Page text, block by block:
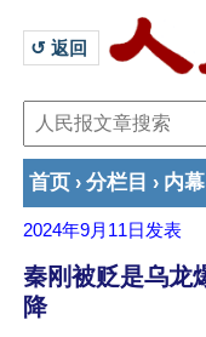
↺ 返回
首页 › 分栏目 › 内幕
2024年9月11日 发表
秦刚被贬是乌龙
降